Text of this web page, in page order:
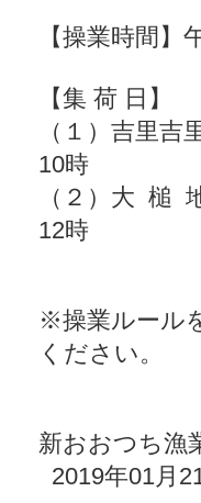
【操業時間】
【集 荷 日】
（１）吉里
10時
（２）大 槌
12時
※操業ルール
ください。
新おおつち漁
2019年01月